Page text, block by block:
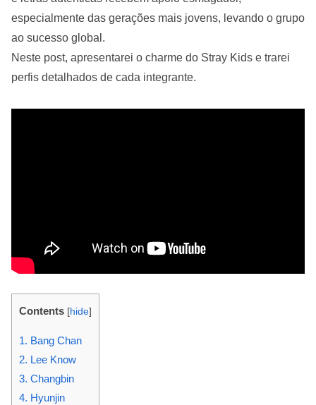
especialmente das gerações mais jovens, levando o grupo
ao sucesso global.
Neste post, apresentarei o charme do Stray Kids e trarei
perfis detalhados de cada integrante.
Contents [hide]
1. Bang Chan
2. Lee Know
3. Changbin
4. Hyunjin